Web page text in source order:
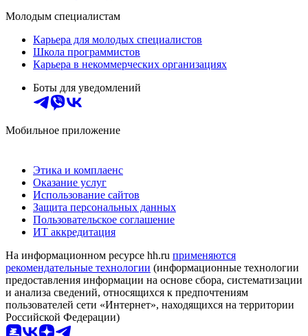
Молодым специалистам
Карьера для молодых специалистов
Школа программистов
Карьера в некоммерческих организациях
Боты для уведомлений
Мобильное приложение
Этика и комплаенс
Оказание услуг
Использование сайтов
Защита персональных данных
Пользовательское соглашение
ИТ аккредитация
На информационном ресурсе hh.ru применяются
рекомендательные технологии (информационные технологии
предоставления информации на основе сбора, систематизации
и анализа сведений, относящихся к предпочтениям
пользователей сети «Интернет», находящихся на территории
Российской Федерации)